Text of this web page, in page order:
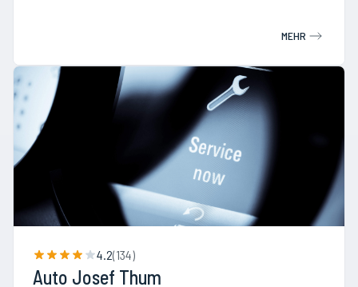
MEHR
4.2(134)
Auto Josef Thum